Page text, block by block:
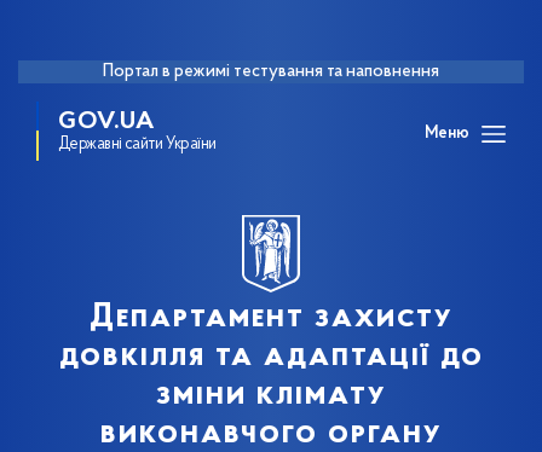
Портал в режимі тестування та наповнення
GOV.UA
Державні сайти України
Меню
Департамент захисту
довкілля та адаптації до
зміни клімату
виконавчого органу